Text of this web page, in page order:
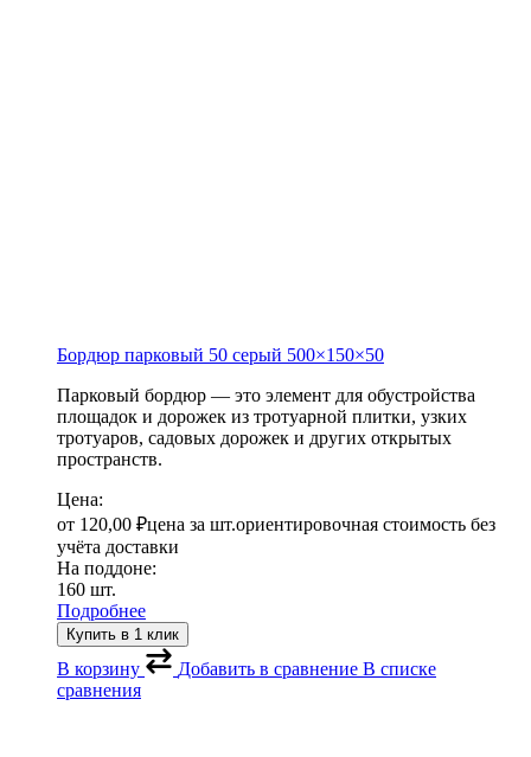
Бордюр парковый 50 серый 500×150×50
Парковый бордюр — это элемент для обустройства
площадок и дорожек из тротуарной плитки, узких
тротуаров, садовых дорожек и других открытых
пространств.
Цена:
от 120,00 ₽цена за шт.ориентировочная стоимость без
учёта доставки
На поддоне:
160 шт.
Подробнее
Купить в 1 клик
В корзину Добавить в сравнение В списке
сравнения